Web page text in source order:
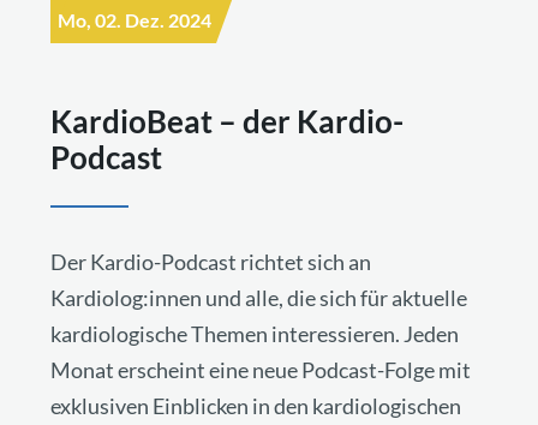
Mo, 02. Dez. 2024
KardioBeat – der Kardio-
Podcast
Der Kardio-Podcast richtet sich an
Kardiolog:innen und alle, die sich für aktuelle
kardiologische Themen interessieren. Jeden
Monat erscheint eine neue Podcast-Folge mit
exklusiven Einblicken in den kardiologischen